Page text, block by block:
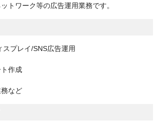
トワーク等の広告運用業務です。
スプレイ/SNS広告運用
作成
など